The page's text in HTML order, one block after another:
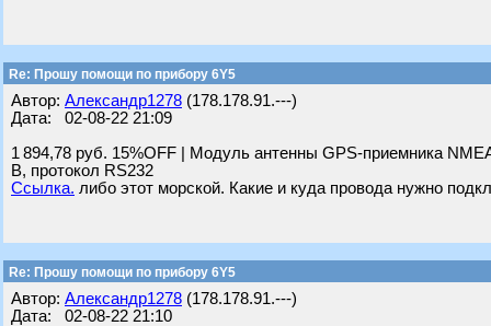
Re: Прошу помощи по прибору 6Y5
Автор: Александр1278 (178.178.91.---)
Дата: 02-08-22 21:09
1 894,78 руб. 15%OFF | Модуль антенны GPS-приемника
В, протокол RS232
Ссылка. либо этот морской. Какие и куда провода нужно
Re: Прошу помощи по прибору 6Y5
Автор: Александр1278 (178.178.91.---)
Дата: 02-08-22 21:10